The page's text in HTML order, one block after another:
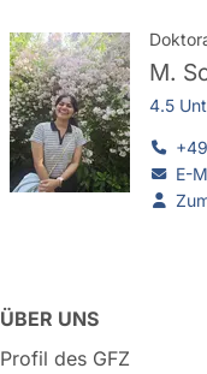
M.
4.5
E-
ÜBER UNS
Profil des GFZ